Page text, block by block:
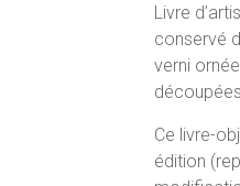
Livre
conservé
verni
Ce livre-
édition